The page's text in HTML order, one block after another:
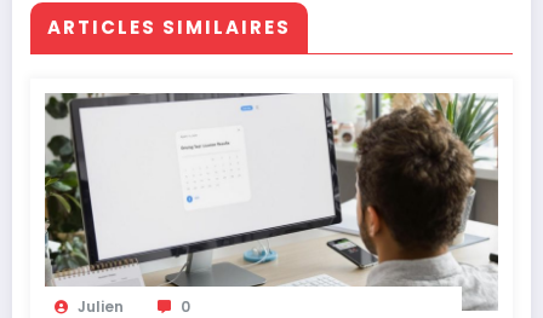
ARTICLES SIMILAIRES
Julien 0